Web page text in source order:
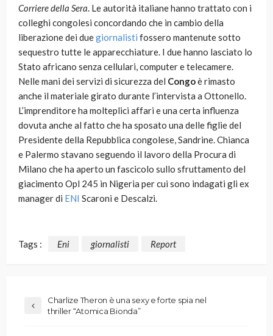
Corriere della Sera. Le autorità italiane hanno trattato con i
colleghi congolesi concordando che in cambio della
liberazione dei duegiornalisti fossero mantenute sotto
sequestro tutte le apparecchiature. I due hanno lasciato lo
Stato africano senza cellulari, computer e telecamere.
Nelle mani dei servizi di sicurezza del Congoè rimasto
anche il materiale girato durante l’intervista a Ottonello.
L’imprenditore ha molteplici affari e una certa influenza
dovuta anche al fatto che ha sposato una delle figlie del
Presidente della Repubblica congolese, Sandrine. Chianca
e Palermo stavano seguendo il lavoro della Procura di
Milano che ha aperto un fascicolo sullo sfruttamento del
giacimento Opl 245 in Nigeria per cui sono indagati gli ex
manager di ENI Scaroni e Descalzi.
Tags : Eni giornalisti Report
Charlize Theron è una sexy e forte spia nel
thriller “Atomica Bionda”